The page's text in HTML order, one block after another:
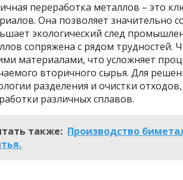
переработка металлов – это
Она позволяет значительно
экологический след
сопряжена с рядом трудностей.
материалами, что усложняет
вторичного сырья. Для
разделения и очистки
различных сплавов.
также: Производство